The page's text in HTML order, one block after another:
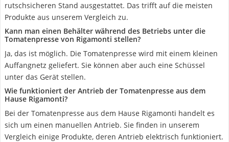
rutschsicheren Stand ausgestattet. Das trifft auf die meisten
Produkte aus unserem Vergleich zu.
Kann man einen Behälter während des Betriebs unter die
Tomatenpresse von Rigamonti stellen?
Ja, das ist möglich. Die Tomatenpresse wird mit einem kleinen
Auffangnetz geliefert. Sie können aber auch eine Schüssel
unter das Gerät stellen.
Wie funktioniert der Antrieb der Tomatenpresse aus dem
Hause Rigamonti?
Bei der Tomatenpresse aus dem Hause Rigamonti handelt es
sich um einen manuellen Antrieb. Sie finden in unserem
Vergleich einige Produkte, deren Antrieb elektrisch funktioniert.